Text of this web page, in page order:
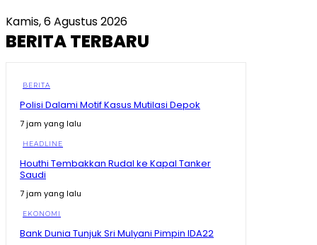
Kamis, 6 Agustus 2026
BERITA TERBARU
BERITA
Polisi Dalami Motif Kasus Mutilasi Depok
7 jam yang lalu
HEADLINE
Houthi Tembakkan Rudal ke Kapal Tanker
Saudi
7 jam yang lalu
EKONOMI
Bank Dunia Tunjuk Sri Mulyani Pimpin IDA22